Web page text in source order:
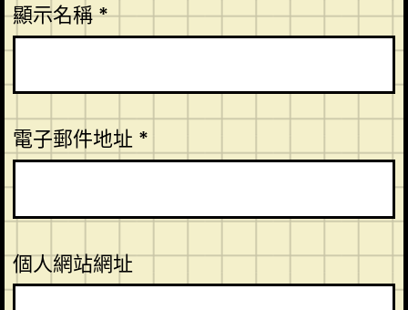
顯示名稱*
電子郵件地址 *
個人網站網址